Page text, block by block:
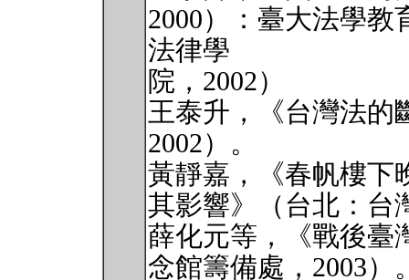
2000）：臺大法學
法律學
院，2002）
王泰升，《台灣法的
2002）。
黃靜嘉，《春帆樓下
其影響》（台北：台
薛化元等，《戰後臺
念館籌備處，2003）